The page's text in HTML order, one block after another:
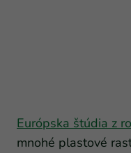
Európska štúdia z
mnohé plastové